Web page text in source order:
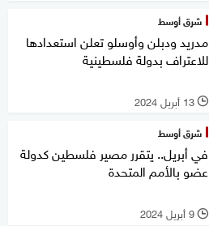
شرق أوسط
مدريد ودبلن وأوسلو تعلن استعدادها
للاعتراف بدولة فلسطينية
l 13 أبريل 2024
شرق أوسط
في أبريل.. يتقرر مصير فلسطين كدولة
عضو بالأمم المتحدة
l 9 أبريل 2024